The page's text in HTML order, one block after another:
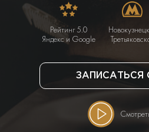
ЗАПИСАТЬСЯ
Рейтинг 5.0
Яндекс и Google